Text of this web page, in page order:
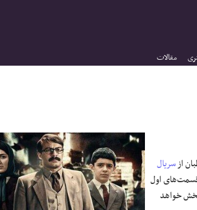
مقالات
ازسریال
اول
خواهد